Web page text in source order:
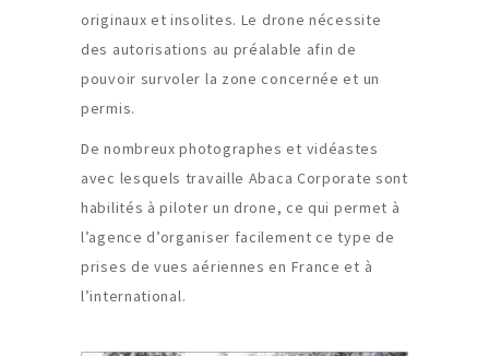
originaux et insolites. Le drone nécessite
des autorisations au préalable afin de
pouvoir survoler la zone concernée et un
permis.
De nombreux photographes et vidéastes
avec lesquels travaille Abaca Corporate sont
habilités à piloter un drone, ce qui permet à
l’agence d’organiser facilement ce type de
prises de vues aériennes en France et à
l’international.